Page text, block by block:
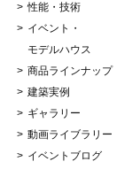
性能・技術
イベント・
モデルハウス
商品ラインナップ
建築実例
ギャラリー
動画ライブラリー
イベントブログ